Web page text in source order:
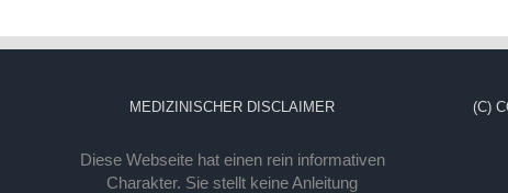
MEDIZINISCHER DISCLAIMER
Diese Webseite hat einen rein informativen
Charakter. Sie stellt keine Anleitung
(C)